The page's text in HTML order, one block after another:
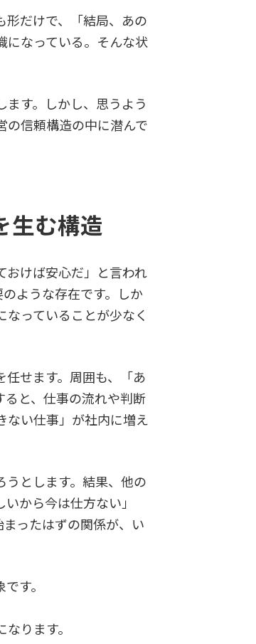
形だけで、「結局、あの
になっている。そんな状
す。しかし、思うよう
の信頼構造の中に潜んで
生む構造
おけば安心だ」と言われ
ような存在です。しか
っていることが少なく
せます。周囲も、「あ
ると、仕事の流れや判断
ない仕事」が社内に増え
うとします。結果、他の
から今は仕方ない」
ったはずの関係が、い
す。
ります。